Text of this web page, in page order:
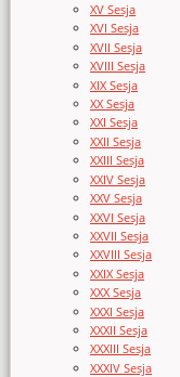
XV Sesja
XVI Sesja
XVII Sesja
XVIII Sesja
XIX Sesja
XX Sesja
XXI Sesja
XXII Sesja
XXIII Sesja
XXIV Sesja
XXV Sesja
XXVI Sesja
XXVII Sesja
XXVIII Sesja
XXIX Sesja
XXX Sesja
XXXI Sesja
XXXII Sesja
XXXIII Sesja
XXXIV Sesja